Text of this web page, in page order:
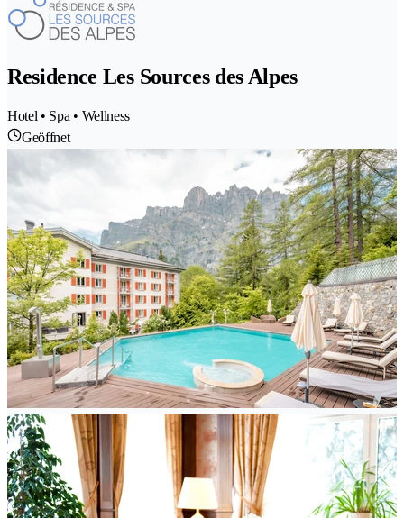
Residence Les Sources des Alpes
Hotel • Spa • Wellness
Geöffnet